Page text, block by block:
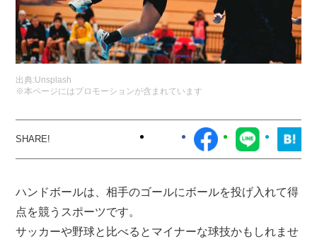
出典:Unsplash
※本ページにはプロモーションが含まれています
ハンドボールは、相手のゴールにボールを投げ入れて得
点を競うスポーツです。
サッカーや野球と比べるとマイナーな球技かもしれませ